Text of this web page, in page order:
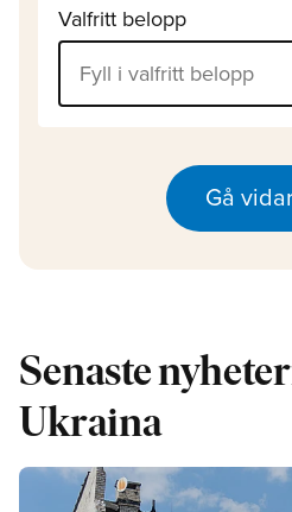
Valfritt belopp
Gå
Senaste
Ukraina